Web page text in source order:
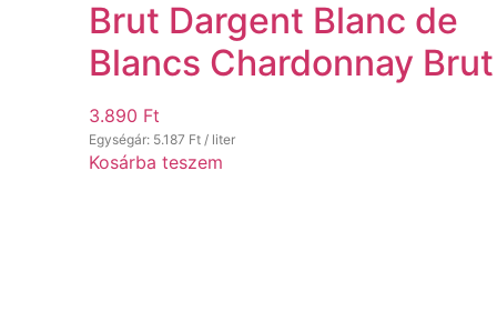
Brut Dargent Blanc de
Blancs Chardonnay Brut
3.890 Ft
Egységár: 5.187 Ft / liter
Kosárba teszem